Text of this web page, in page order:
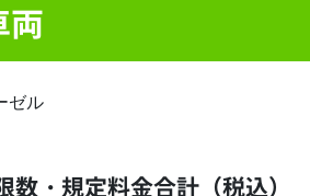
両
ゼル
数・規定料金合計（税込）